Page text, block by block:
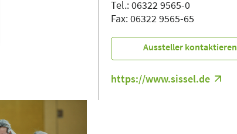
Tel.: 06322 9565-0
Fax: 06322 9565-65
Aussteller kontaktieren
https://www.sissel.de